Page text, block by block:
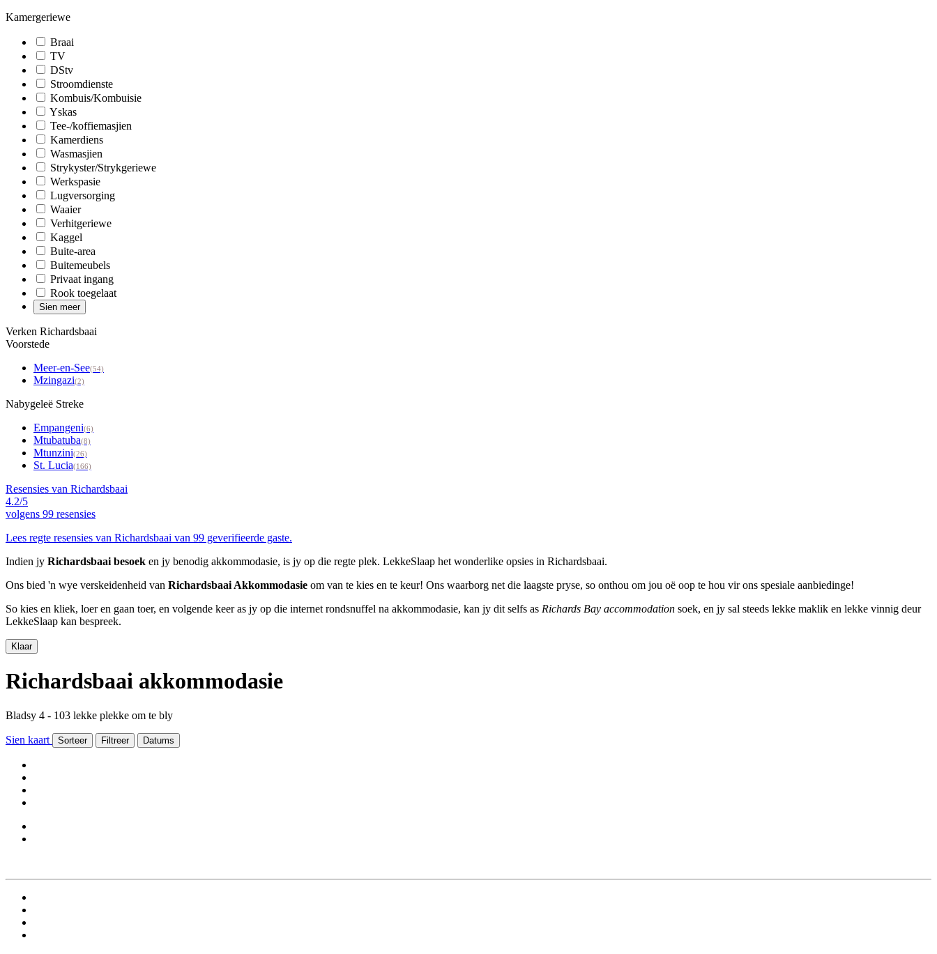
Kamergeriewe
Braai
TV
DStv
Stroomdienste
Kombuis/Kombuisie
Yskas
Tee-/koffiemasjien
Kamerdiens
Wasmasjien
Strykyster/Strykgeriewe
Werkspasie
Lugversorging
Waaier
Verhitgeriewe
Kaggel
Buite-area
Buitemeubels
Privaat ingang
Rook toegelaat
Sien meer
Verken Richardsbaai
Voorstede
Meer-en-See(54)
Mzingazi(2)
Nabygeleë Streke
Empangeni(6)
Mtubatuba(8)
Mtunzini(26)
St. Lucia(166)
Resensies van Richardsbaai
4.2/5
volgens 99 resensies
Lees regte resensies van Richardsbaai van 99 geverifieerde gaste.
Indien jy Richardsbaai besoek en jy benodig akkommodasie, is jy op die regte plek. LekkeSlaap het wonderlike opsies in Richardsbaai.
Ons bied 'n wye verskeidenheid van Richardsbaai Akkommodasie om van te kies en te keur! Ons waarborg net die laagste pryse, so onthou om jou oë oop te hou vir ons spesiale aanbiedinge!
So kies en kliek, loer en gaan toer, en volgende keer as jy op die internet rondsnuffel na akkommodasie, kan jy dit selfs as Richards Bay accommodation soek, en jy sal steeds lekke maklik en lekke vinnig deur
LekkeSlaap kan bespreek.
Klaar
Richardsbaai akkommodasie
Bladsy 4 - 103 lekke plekke om te bly
Sien kaart Sorteer Filtreer Datums